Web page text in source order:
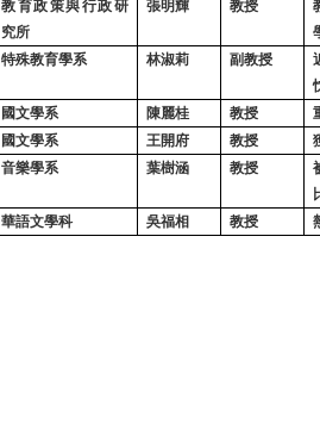
教育政策與行政研
究所
張明輝 教授
特殊教育學系
林淑莉 副教授
國文學系
陳麗桂 教授
國文學系
王開府 教授
音樂學系
葉樹涵 教授
華語文學科
吳福相 教授